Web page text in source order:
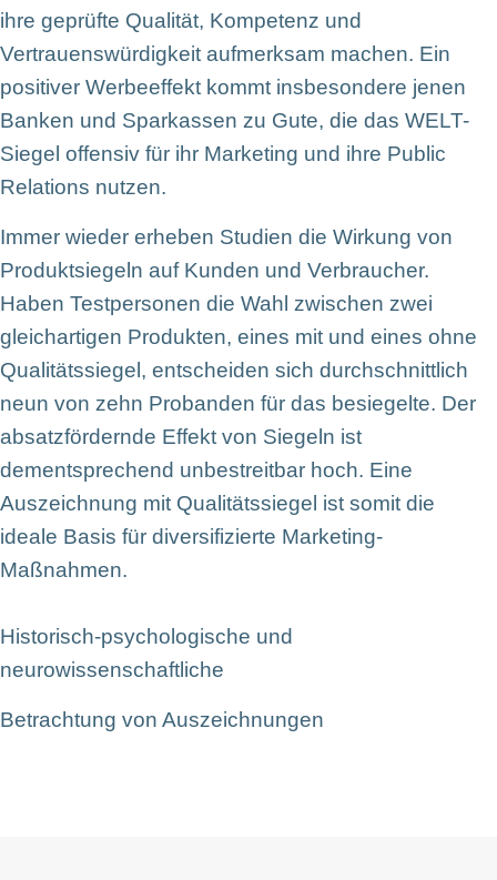
ihre geprüfte Qualität, Kompetenz und
Vertrauenswürdigkeit aufmerksam machen. Ein
positiver Werbeeffekt kommt insbesondere jenen
Banken und Sparkassen zu Gute, die das WELT-
Siegel offensiv für ihr Marketing und ihre Public
Relations nutzen.
Immer wieder erheben Studien die Wirkung von
Produktsiegeln auf Kunden und Verbraucher.
Haben Testpersonen die Wahl zwischen zwei
gleichartigen Produkten, eines mit und eines ohne
Qualitätssiegel, entscheiden sich durchschnittlich
neun von zehn Probanden für das besiegelte. Der
absatzfördernde Effekt von Siegeln ist
dementsprechend unbestreitbar hoch. Eine
Auszeichnung mit Qualitätssiegel ist somit die
ideale Basis für diversifizierte Marketing-
Maßnahmen.
Historisch-psychologische und
neurowissenschaftliche
Betrachtung von Auszeichnungen